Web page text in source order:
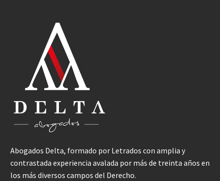
Abogados Delta, formado por Letrados con amplia y
contrastada experiencia avalada por más de treinta años en
los más diversos campos del Derecho.